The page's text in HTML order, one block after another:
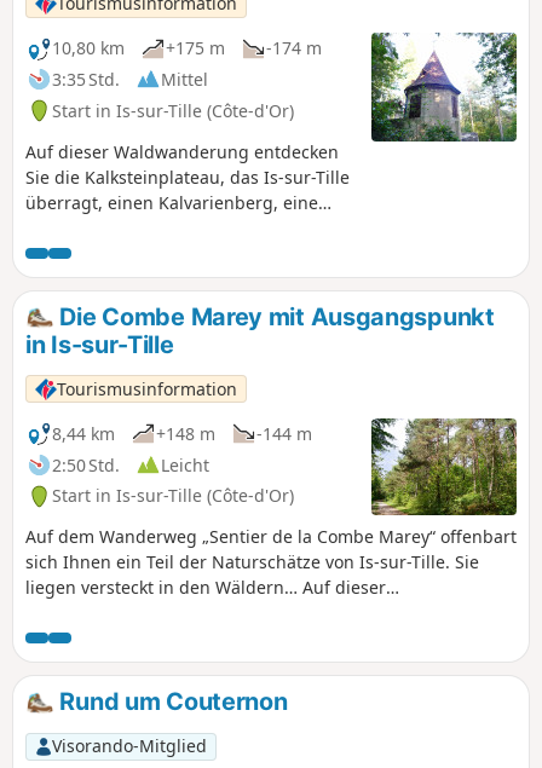
10,80 km
+175 m
-174 m
3:35 Std.
Mittel
Start in Is-sur-Tille (Côte-d'Or)
Auf dieser Waldwanderung entdecken
Sie die Kalksteinplateau, das Is-sur-Tille
überragt, einen Kalvarienberg, eine
kleinen Glockenturm. Das vom
Tourismusbüro der Tille- und Ignon-
Täler vorgeschlagene Wegstück ist im
PDIPR der Côte-d'Or verzeichnet. PDIPR:
Departementaler Plan für Spazier- und
Wanderwege. Jagdtage: sonntags und
an Feiertagen.
Die Combe Marey mit Ausgangspunkt
in Is-sur-Tille
Tourismusinformation
8,44 km
+148 m
-144 m
2:50 Std.
Leicht
Start in Is-sur-Tille (Côte-d'Or)
Auf dem Wanderweg „Sentier de la Combe Marey“ offenbart
sich Ihnen ein Teil der Naturschätze von Is-sur-Tille. Sie
liegen versteckt in den Wäldern… Auf dieser
Is-sur-Tille überragt, das ehemalige Haus von
Montchevreuil und den kleinen Glockenturm. Vom
Tourismusbüro der Tille- und Ignon-Täler vorgeschlagene
Route. Offizieller Rundweg, der im PDIPR der Côte-d’Or
verzeichnet ist. Jagdtage: sonntags und an Feiertagen.
Rund um Couternon
Visorando-Mitglied